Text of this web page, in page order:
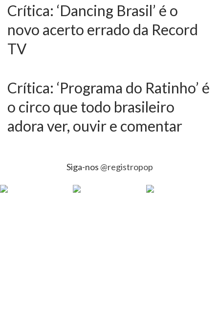
Crítica: ‘Dancing Brasil’ é o
novo acerto errado da Record
TV
Crítica: ‘Programa do Ratinho’ é
o circo que todo brasileiro
adora ver, ouvir e comentar
Siga-nos @registropop